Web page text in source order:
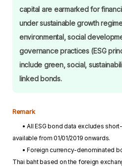
capital are earmarked for
under sustainable growth
environmental, social
governance practices (ESG
include green, social,
linked bonds.
Remark
• All ESG bond data excludes
available from 01/01/2019 onwards.
• Foreign currency-denominated
Thai baht based on the foreign